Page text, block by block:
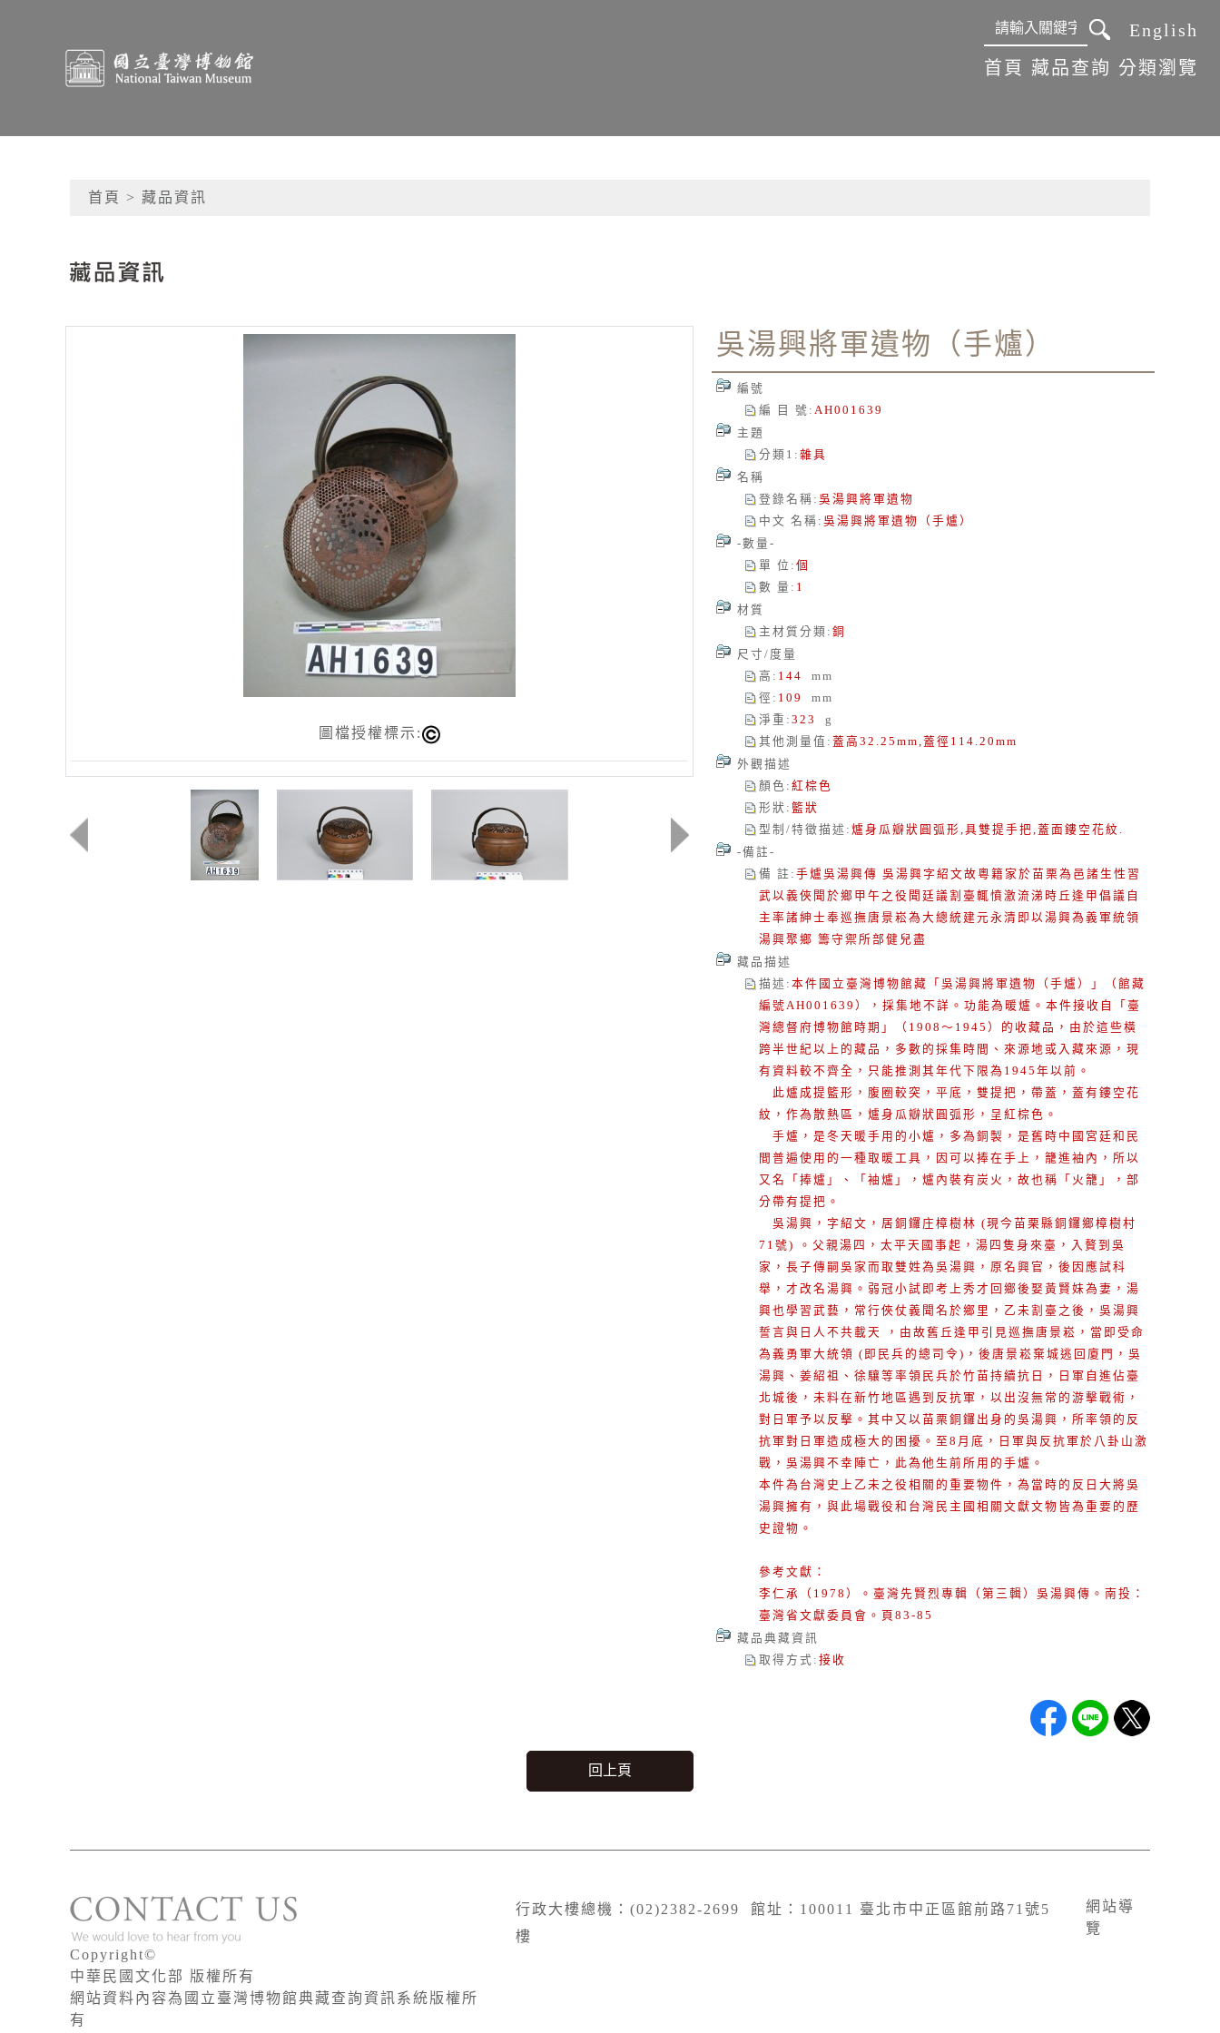
國立臺灣博物館典藏查詢資訊系統
網頁導覽 首頁 藏品查詢 分類瀏覽
English
首頁 > 藏品資訊
圖檔授權標示:
吳湯興將軍遺物（手爐）
編號
編 目 號 : AH001639
主題
分類1 : 雜具
名稱
登錄名稱 : 吳湯興將軍遺物
中文 名稱 : 吳湯興將軍遺物（手爐）
-數量-
單 位 : 個
數 量 : 1
材質
主材質分類 : 銅
尺寸/度量
高 : 144
mm
徑 : 109
mm
淨重 : 323
g
其他測量值 : 蓋高32.25mm,蓋徑114.20mm
外觀描述
顏色 : 紅棕色
形狀 : 籃狀
型制/特徵描述 : 爐身瓜瓣狀圓弧形,具雙提手把,蓋面鏤空花紋.
-備註-
備 註 : 手爐吳湯興傳 吳湯興字紹文故粵籍家於苗栗為邑諸生性習
武以義俠聞於鄉甲午之役聞廷議割臺輒憤激流涕時丘逢甲倡議自
主率諸紳士奉巡撫唐景崧為大總統建元永清即以湯興為義軍統領
湯興聚鄉 籌守禦所部健兒盡
藏品描述
描述 : 本件國立臺灣博物館藏「吳湯興將軍遺物（手爐）」（館藏
編號AH001639），採集地不詳。功能為暖爐。本件接收自「臺
灣總督府博物館時期」（1908～1945）的收藏品，由於這些橫
跨半世紀以上的藏品，多數的採集時間、來源地或入藏來源，現
有資料較不齊全，只能推測其年代下限為1945年以前。
此爐成提籃形，腹圈較突，平底，雙提把，帶蓋，蓋有鏤空花
紋，作為散熱區，爐身瓜瓣狀圓弧形，呈紅棕色。
手爐，是冬天暖手用的小爐，多為銅製，是舊時中國宮廷和民
間普遍使用的一種取暖工具，因可以捧在手上，籠進袖內，所以
又名「捧爐」、「袖爐」，爐內裝有炭火，故也稱「火籠」，部
分帶有提把。
吳湯興，字紹文，居銅鑼庄樟樹林 (現今苗栗縣銅鑼鄉樟樹村
71號) 。父親湯四，太平天國事起，湯四隻身來臺，入贅到吳
家，長子傳嗣吳家而取雙姓為吳湯興，原名興官，後因應試科
舉，才改名湯興。弱冠小試即考上秀才回鄉後娶黃賢妹為妻，湯
興也學習武藝，常行俠仗義聞名於鄉里，乙未割臺之後，吳湯興
誓言與日人不共載天 ，由故舊丘逢甲引見巡撫唐景崧，當即受命
為義勇軍大統領 (即民兵的總司令)，後唐景崧棄城逃回廈門，吳
湯興、姜紹祖、徐驤等率領民兵於竹苗持續抗日，日軍自進佔臺
北城後，未料在新竹地區遇到反抗軍，以出沒無常的游擊戰術，
對日軍予以反擊。其中又以苗栗銅鑼出身的吳湯興，所率領的反
抗軍對日軍造成極大的困擾。至8月底，日軍與反抗軍於八卦山激
戰，吳湯興不幸陣亡，此為他生前所用的手爐。
本件為台灣史上乙未之役相關的重要物件，為當時的反日大將吳
湯興擁有，與此場戰役和台灣民主國相關文獻文物皆為重要的歷
史證物。
參考文獻：
李仁承（1978）。臺灣先賢烈專輯（第三輯）吳湯興傳。南投：
臺灣省文獻委員會。頁83-85
藏品典藏資訊
取得方式 : 接收
回上頁
Copyright©
中華民國文化部 版權所有
網站資料內容為國立臺灣博物館典藏查詢資訊系統版權所
有
行政大樓總機：(02)2382-2699 館址：100011 臺北市中正區館前路71號5
樓
網站導
覽